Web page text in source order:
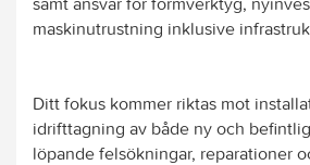
maskinutrustning inklusive
Ditt fokus kommer riktas mot
idrifttagning av både ny och
löpande felsökningar, reparationer